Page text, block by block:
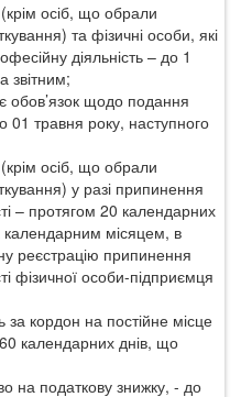
осіб, що обрали
та фізичні особи, які
діяльність – до 1
звітним;
обов’язок щодо подання
01 травня року, наступного
осіб, що обрали
у разі припинення
– протягом 20 календарних
календарним місяцем, в
реєстрацію припинення
фізичної особи-підприємця
за кордон на постійне місце
календарних днів, що
на податкову знижку, - до